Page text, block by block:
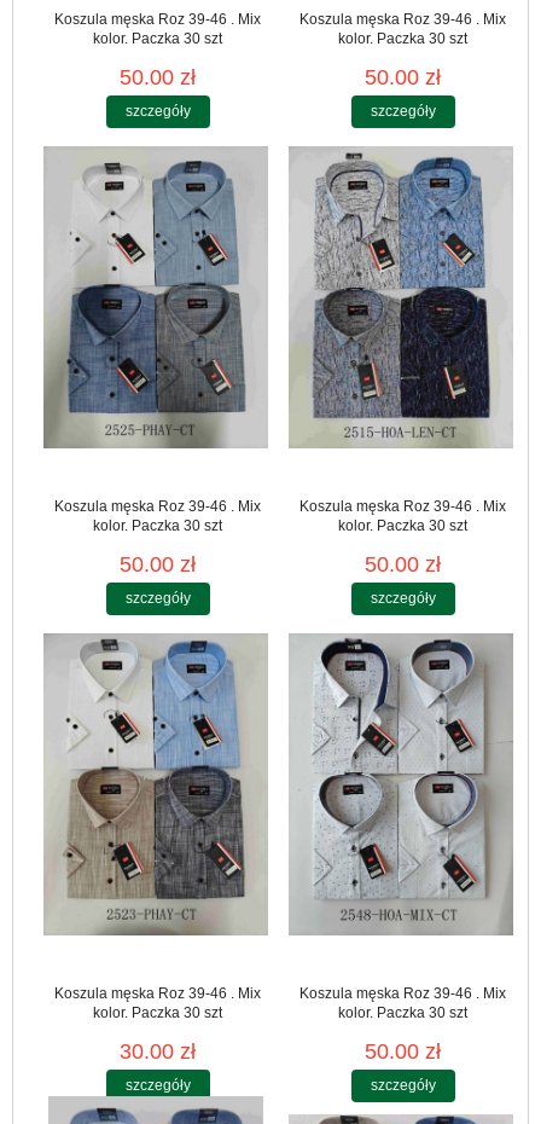
Koszula męska Roz 39-46 . Mix
kolor. Paczka 30 szt
50.00 zł
szczegóły
Koszula męska Roz 39-46 . Mix
kolor. Paczka 30 szt
50.00 zł
szczegóły
Koszula męska Roz 39-46 . Mix
kolor. Paczka 30 szt
50.00 zł
szczegóły
Koszula męska Roz 39-46 . Mix
kolor. Paczka 30 szt
50.00 zł
szczegóły
Koszula męska Roz 39-46 . Mix
kolor. Paczka 30 szt
30.00 zł
szczegóły
Koszula męska Roz 39-46 . Mix
kolor. Paczka 30 szt
50.00 zł
szczegóły